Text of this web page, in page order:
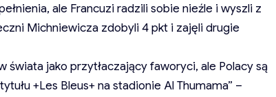
ale Francuzi radzili sobie nieźle i wyszli z
Michniewicza zdobyli 4 pkt i zajęli drugie
świata jako przytłaczający faworyci, ale Polacy są
+Les Bleus+ na stadionie Al Thumama” –